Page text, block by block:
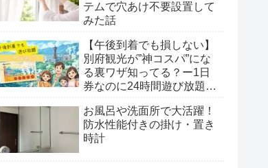
テムで穴あけ不要設置して
みた話
【午後到着でも損しない】
別府観光が”神コスパ”にな
る裏ワザ知ってる？ー1日
券なのに24時間遊び放題
すぎた！
お風呂や洗面所で大活躍！
防水性能付きの掛け・置き
時計